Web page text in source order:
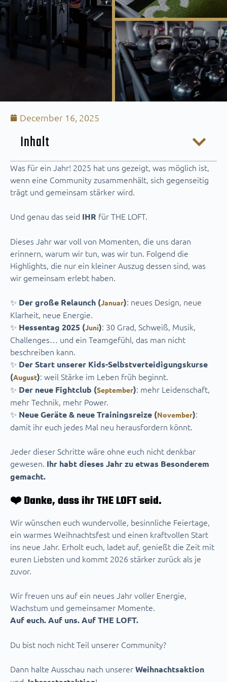
December 16, 2025
Inhalt
Was für ein Jahr! 2025 hat uns gezeigt, was möglich ist,
wenn eine Community zusammenhält, sich gegenseitig
trägt und gemeinsam stärker wird.
Und genau das seid IHR für THE LOFT.
Dieses Jahr war voll von Momenten, die uns daran
erinnern, warum wir tun, was wir tun. Folgend die
Highlights, die nur ein kleiner Auszug dessen sind, was
wir gemeinsam erlebt haben.
✨ Der große Relaunch (Januar): neues Design, neue
Klarheit, neue Energie.
✨ Hessentag 2025 (Juni): 30 Grad, Schweiß, Musik,
Challenges… und ein Teamgefühl, das man nicht
beschreiben kann.
✨ Der Start unserer Kids-Selbstverteidigungskurse
(August): weil Stärke im Leben früh beginnt.
✨ Der neue Fightclub (September): mehr Leidenschaft,
mehr Technik, mehr Power.
✨ Neue Geräte & neue Trainingsreize (November):
damit ihr euch jedes Mal neu herausfordern könnt.
Jeder dieser Schritte wäre ohne euch nicht denkbar
gewesen. Ihr habt dieses Jahr zu etwas Besonderem
gemacht.
❤️ Danke, dass ihr THE LOFT seid.
Wir wünschen euch wundervolle, besinnliche Feiertage,
ein warmes Weihnachtsfest und einen kraftvollen Start
ins neue Jahr. Erholt euch, ladet auf, genießt die Zeit mit
euren Liebsten und kommt 2026 stärker zurück als je
zuvor.
Wir freuen uns auf ein neues Jahr voller Energie,
Wachstum und gemeinsamer Momente.
Auf euch. Auf uns. Auf THE LOFT.
Du bist noch nicht Teil unserer Community?
Dann halte Ausschau nach unsererWeihnachtsaktion